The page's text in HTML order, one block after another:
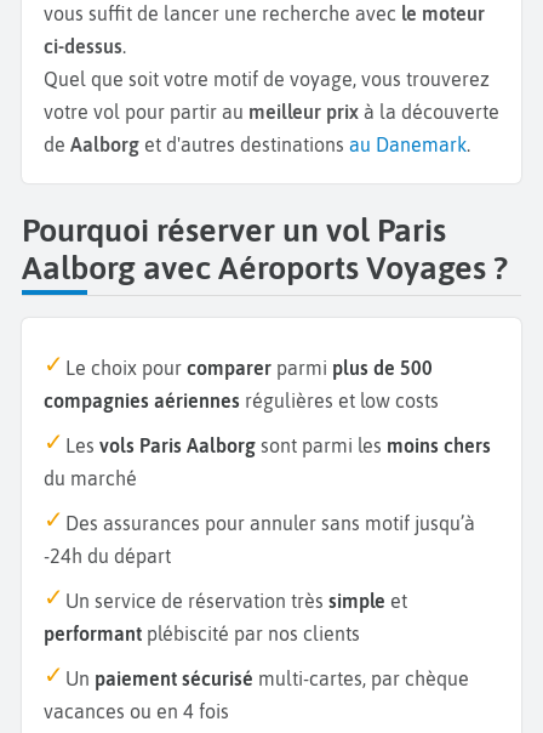
vous suffit de lancer une recherche avec le moteur
ci-dessus.
Quel que soit votre motif de voyage, vous trouverez
votre vol pour partir au meilleur prix à la découverte
de Aalborg et d'autres destinations au Danemark.
Pourquoi réserver un vol Paris
Aalborg avec Aéroports Voyages ?
Le choix pour comparer parmi plus de 500
compagnies aériennes régulières et low costs
Les vols Paris Aalborg sont parmi les moins chers
du marché
Des assurances pour annuler sans motif jusqu’à
-24h du départ
Un service de réservation très simple et
performant plébiscité par nos clients
Un paiement sécurisé multi-cartes, par chèque
vacances ou en 4 fois